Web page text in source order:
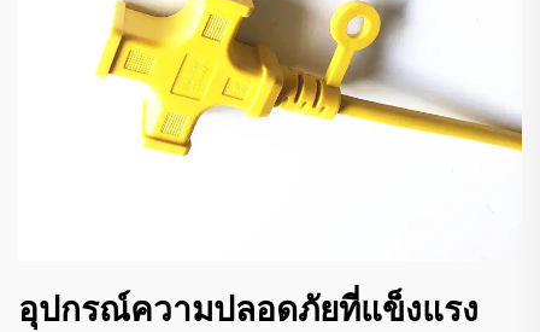
อุปกรณ์ความปลอดภัยที่แข็งแรง